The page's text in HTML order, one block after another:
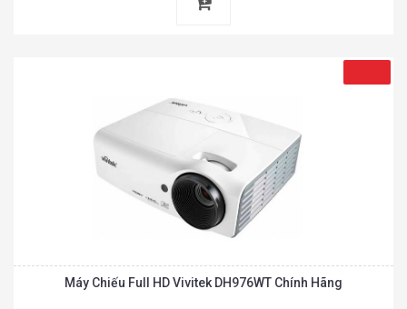
Máy Chiếu Full HD Vivitek DH976WT Chính Hãng